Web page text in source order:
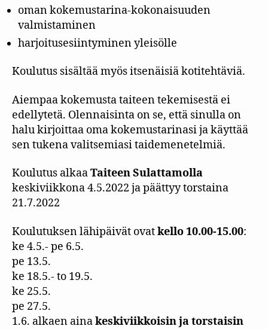
oman kokemustarina-kokonaisuuden
valmistaminen
harjoitusesiintyminen yleisölle
Koulutus sisältää myös itsenäisiä kotitehtäviä.
Aiempaa kokemusta taiteen tekemisestä ei
edellytetä. Olennaisinta on se, että sinulla on
halu kirjoittaa oma kokemustarinasi ja käyttää
sen tukena valitsemiasi taidemenetelmiä.
Koulutus alkaaTaiteen Sulattamolla
keskiviikkona 4.5.2022 ja päättyy torstaina
21.7.2022
Koulutuksen lähipäivät ovatkello 10.00-15.00:
ke 4.5.- pe 6.5.
pe 13.5.
ke 18.5.- to 19.5.
ke 25.5.
pe 27.5.
1.6. alkaen ainakeskiviikkoisin ja torstaisin